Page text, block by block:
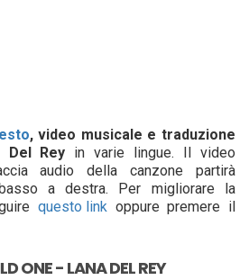
, video musicale e traduzione
Del Rey in varie lingue. Il video
audio della canzone partirà
a destra. Per migliorare la
questo link oppure premere il
ONE - LANA DEL REY